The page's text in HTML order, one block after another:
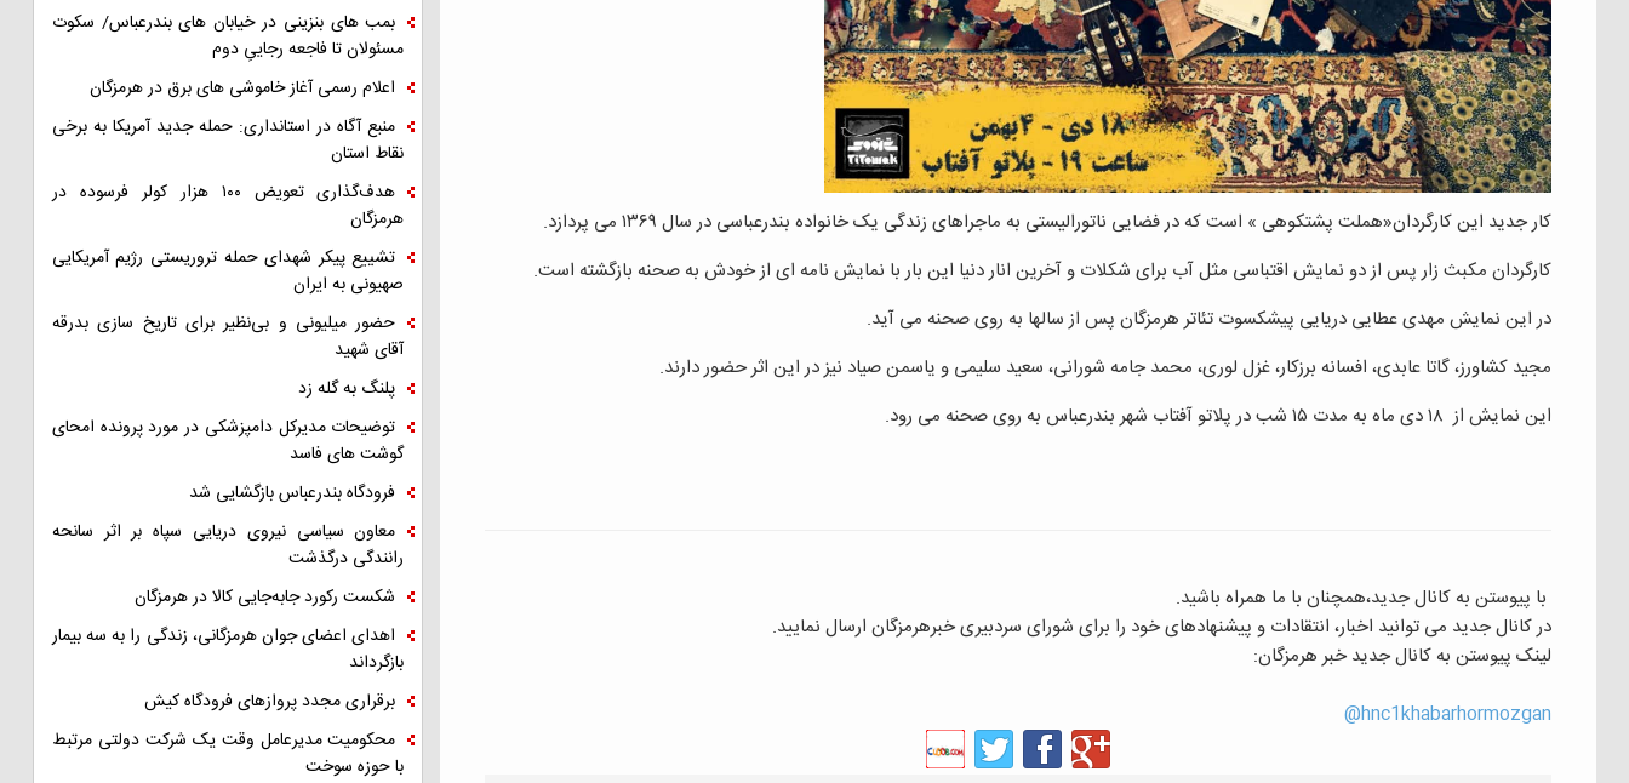
کار جدید این کارگردان«هملت پشتکوهی » است که در فضایی ناتورالیستی به ماجراهای زندگی یک خانواده بندرعباسی در سال ۱۳۶۹ می پردازد.
کارگردان مکبث زار پس از دو نمایش اقتباسی مثل آب برای شکلات و آخرین انار دنیا این بار با نمایش نامه ای از خودش به صحنه بازگشته است.
در این نمایش مهدی عطایی دریایی پیشکسوت تئاتر هرمزگان پس از سالها به روی صحنه می آید.
مجید کشاورز، گاتا عابدی، افسانه برزکار، غزل لوری، محمد جامه شورانی، سعید سلیمی و یاسمن صیاد نیز در این اثر حضور دارند.
این نمایش از ۱۸ دی ماه به مدت ۱۵ شب در پلاتو آفتاب شهر بندرعباس به روی صحنه می رود.
با پیوستن به کانال جدید،همچنان با ما همراه باشید.
در کانال جدید می توانید اخبار، انتقادات و پیشنهادهای خود را برای شورای سردبیری خبرهرمزگان ارسال نمایید.
لینک پیوستن به کانال جدید خبر هرمزگان:
hnc1khabarhormozgan@
بمب های بنزینی در خیابان های بندرعباس/ سکوت
مسئولان تا فاجعه رجاییِ دوم
اعلام رسمی آغاز خاموشی های برق در هرمزگان
منبع آگاه در استانداری: حمله جدید آمریکا به برخی
نقاط استان
هدف‌گذاری تعویض ۱۰۰ هزار کولر فرسوده در
هرمزگان
تشییع پیکر شهدای حمله تروریستی رژیم آمریکایی
صهیونی به ایران
حضور میلیونی و بی‌نظیر برای تاریخ سازی بدرقه
آقای شهید
پلنگ به گله زد
توضیحات مدیرکل دامپزشکی در مورد پرونده امحای
گوشت های فاسد
فرودگاه بندرعباس بازگشایی شد
معاون سیاسی نیروی دریایی سپاه بر اثر سانحه
رانندگی درگذشت
شکست رکورد جابه‌جایی کالا در هرمزگان
اهدای اعضای جوان هرمزگانی، زندگی را به سه بیمار
بازگرداند
برقراری مجدد پروازهای فرودگاه کیش
محکومیت مدیرعامل وقت یک شرکت دولتی مرتبط
با حوزه سوخت